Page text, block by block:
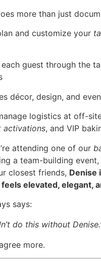
more than just
and customize your
each guest through the
décor, design, and
logistics at off-
activations, and VIP
attending one of our
a team-building
closest friends, Denise
elevated, elegant,
says:
do this without
more.